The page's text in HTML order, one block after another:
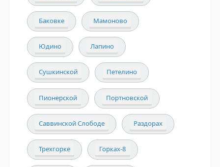
Баковке Мамоново
Юдино Лапино
Сушкинской Петелино
Пионерской Портновской
Саввинской Слободе Раздорах
Трехгорке Горках-8